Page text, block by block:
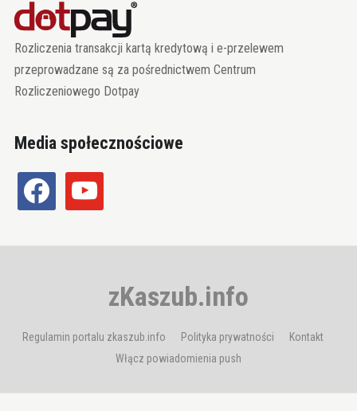
Rozliczenia transakcji kartą kredytową i e-przelewem
przeprowadzane są za pośrednictwem Centrum
Rozliczeniowego Dotpay
Media społecznościowe
facebook youtube
zKaszub.info
Regulamin portalu zkaszub.info Polityka prywatności
Kontakt
Włącz powiadomienia push